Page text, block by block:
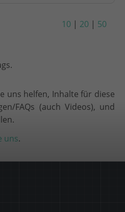
10 | 20 | 50
uns helfen, Inhalte für diese
FAQs (auch Videos), und
uns.